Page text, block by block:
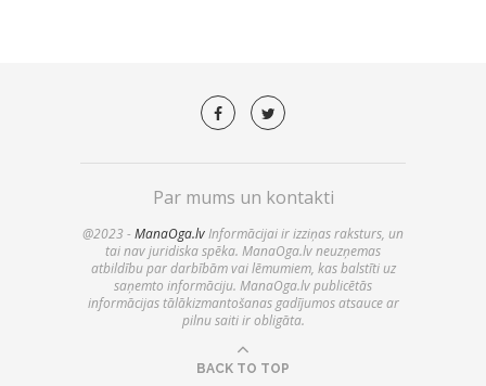
Par mums un kontakti
@2023 - ManaOga.lvInformācijai ir izziņas raksturs, un
tai nav juridiska spēka. ManaOga.lv neuzņemas
atbildību par darbībām vai lēmumiem, kas balstīti uz
saņemto informāciju. ManaOga.lv publicētās
informācijas tālākizmantošanas gadījumos atsauce ar
pilnu saiti ir obligāta.
BACK TO TOP